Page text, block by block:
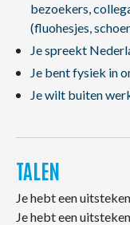
bezoekers,
(fluohesjes,
Je spreekt
Je bent fysiek in
Je wilt buiten
TALEN
Je hebt een
Je hebt een